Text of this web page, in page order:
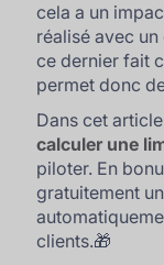
cela a un
réalisé avec
ce dernier fait
permet donc
Dans cet
calculer une
piloter. En
gratuitement
clients.🎁